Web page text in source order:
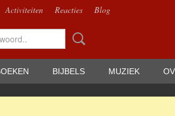
Activiteiten Reacties Blog
BIJBELS MUZIEK